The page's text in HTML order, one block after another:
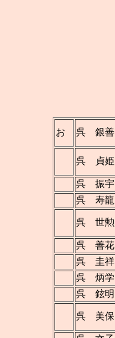
お 呉 銀善
呉 貞姫
呉 振宇
呉 寿龍
呉 世勲
呉 善花
呉 圭祥
呉 炳学
呉 鉉明
呉 美保